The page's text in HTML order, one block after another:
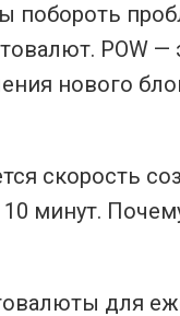
побороть
POW —
нового
скорость
минут.
для